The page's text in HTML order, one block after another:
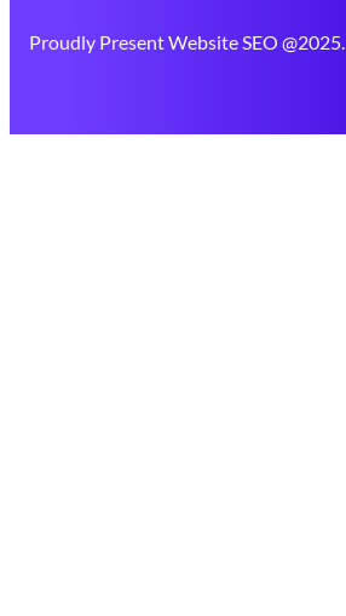
Proudly Present Website SEO @2025.